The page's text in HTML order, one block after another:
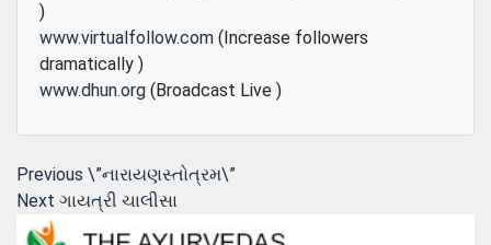
)
www.virtualfollow.com (Increase followers
dramatically )
www.dhun.org (Broadcast Live )
Post
navigation
Previous Previous
post:
\”નારાયણસ્તોત્રમ\”
Next Next
ગાયત્રી ચાલીસા